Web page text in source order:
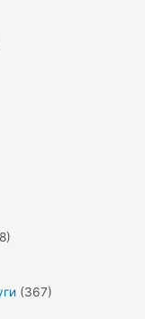
(367)